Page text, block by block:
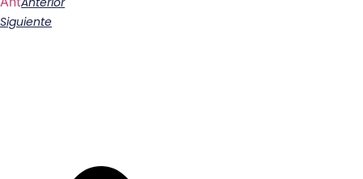
Siguiente